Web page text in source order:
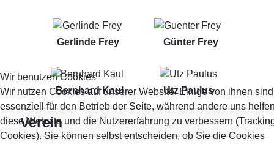
Verein
Gerlinde Frey Günter Frey
Bernhard Kaul Utz Paulus
Wir benutzen Cookies
Wir nutzen Cookies auf unserer Website. Einige von ihnen sind
essenziell für den Betrieb der Seite, während andere uns
diese Website und die Nutzererfahrung zu verbessern
Cookies). Sie können selbst entscheiden, ob Sie die Cookies